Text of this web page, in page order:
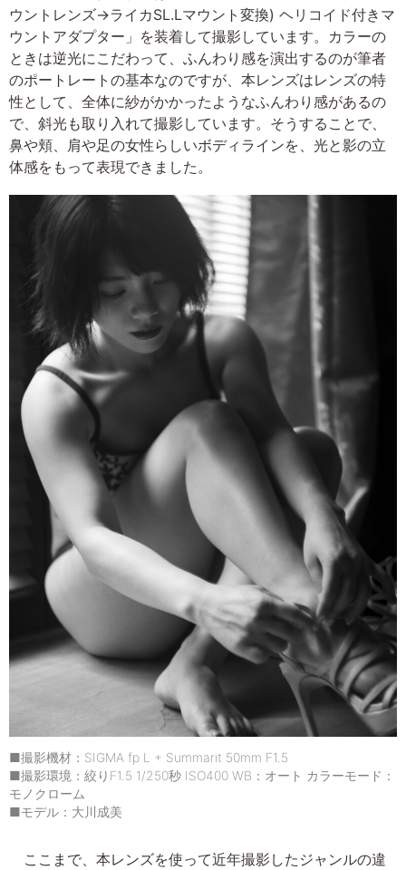
ウントレンズ→ライカSL.Lマウント変換) ヘリコイド付きマ
ウントアダプター」を装着して撮影しています。カラーの
ときは逆光にこだわって、ふんわり感を演出するのが筆者
のポートレートの基本なのですが、本レンズはレンズの特
性として、全体に紗がかかったようなふんわり感があるの
で、斜光も取り入れて撮影しています。そうすることで、
鼻や頬、肩や足の女性らしいボディラインを、光と影の立
体感をもって表現できました。
■撮影機材：SIGMA fp L + Summarit 50mm F1.5
■撮影環境：絞りF1.5 1/250秒 ISO400 WB：オート カラーモード：
モノクローム
■モデル：大川成美
ここまで、本レンズを使って近年撮影したジャンルの違